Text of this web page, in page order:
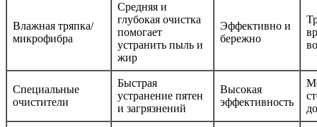
Влажная тряпка/
микрофибра
Средняя и
глубокая очистка
помогает
устранить пыль и
жир
Эффективно и
бережно
Специальные
очистители
Быстрая
устранение пятен
и загрязнений
Высокая
эффективность